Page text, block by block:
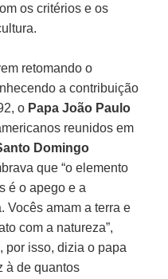
os critérios e os
retomando o
a contribuição
o Papa João Paulo
reunidos em
Domingo
que “o elemento
é o apego e a
Vocês amam a terra e
com a natureza”,
por isso, dizia o papa
à de quantos